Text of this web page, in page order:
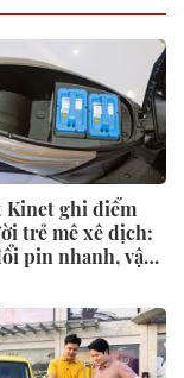
Kinet ghi điểm
trẻ mê xê dịch:
pin nhanh, vận